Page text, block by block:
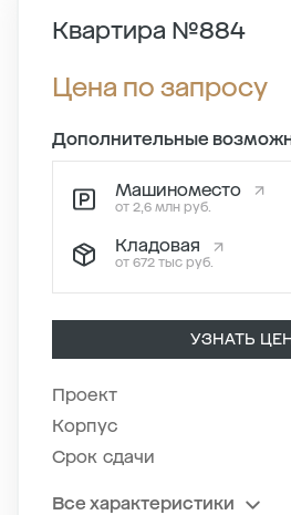
Квартира №884
Цена по запросу
Дополнительные
Машиноместо
от 2,6 млн руб.
Кладовая
от 672 тыс руб.
УЗНАТЬ
Проект
Корпус
Срок сдачи
Все характеристики